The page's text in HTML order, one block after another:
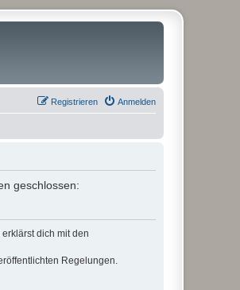
Anmelden
Registrieren
geschlossen:
dich mit den
Regelungen.